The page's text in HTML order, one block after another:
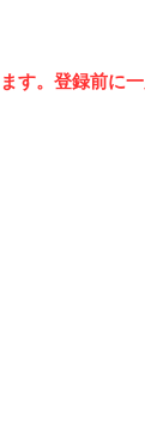
す。登録前に一